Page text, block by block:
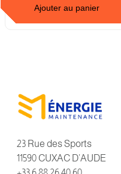
Ajouter au panier
23 Rue des Sports
11590 CUXAC D’AUDE